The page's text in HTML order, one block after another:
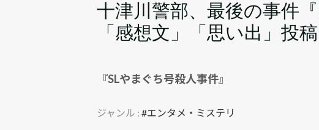
十津川警部、最後の事件
「感想文」「思い出」投
『SLやまぐち号殺人事件』
ジャンル : #エンタメ・ミステリ